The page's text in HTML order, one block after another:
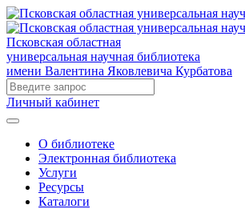
Псковская областная
универсальная научная библиотека
имени Валентина Яковлевича Курбатова
Личный кабинет
О библиотеке
Электронная библиотека
Услуги
Ресурсы
Каталоги